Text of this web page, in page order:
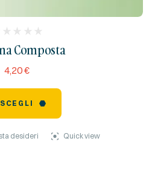
Composta
4,20€
SCEGLI
desideri Quick view